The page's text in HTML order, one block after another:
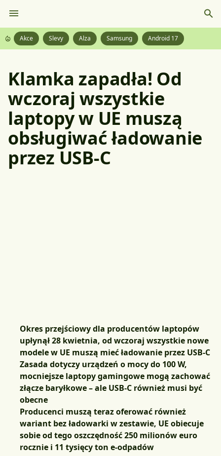
Akce Slevy Alza Samsung Android 17
Klamka zapadła! Od
wczoraj wszystkie
laptopy w UE muszą
obsługiwać ładowanie
przez USB-C
Okres przejściowy dla producentów laptopów
upłynął 28 kwietnia, od wczoraj wszystkie nowe
modele w UE muszą mieć ładowanie przez USB-C
Zasada dotyczy urządzeń o mocy do 100 W,
mocniejsze laptopy gamingowe mogą zachować
złącze baryłkowe – ale USB-C również musi być
obecne
Producenci muszą teraz oferować również
wariant bez ładowarki w zestawie, UE obiecuje
sobie od tego oszczędność 250 milionów euro
rocznie i 11 tysięcy ton e-odpadów